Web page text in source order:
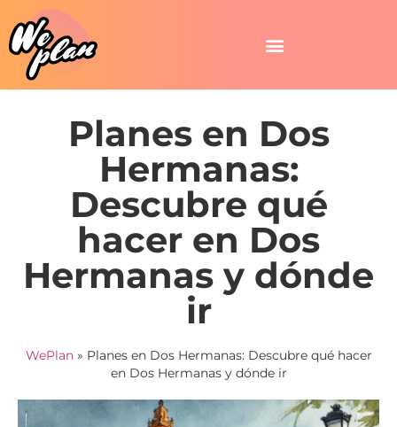
Planes en Dos
Hermanas:
Descubre qué
hacer en Dos
Hermanas y dónde
ir
WePlan» Planes en Dos Hermanas: Descubre qué hacer
en Dos Hermanas y dónde ir